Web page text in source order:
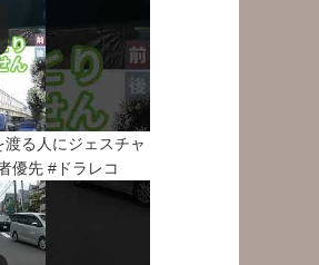
渡る人にジェスチャ
優先 #ドラレコ